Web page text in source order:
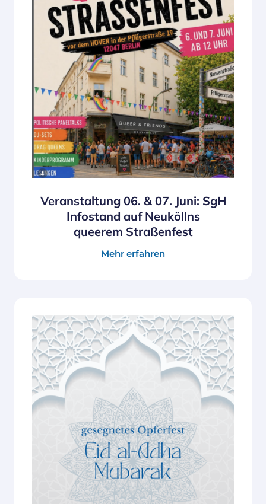
Veranstaltung 06. & 07. Juni: SgH
Infostand auf Neuköllns
queerem Straßenfest
Mehr erfahren